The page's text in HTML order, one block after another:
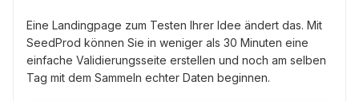
Eine Landingpage zum Testen Ihrer Idee ändert das. Mit
SeedProd können Sie in weniger als 30 Minuten eine
einfache Validierungsseite erstellen und noch am selben
Tag mit dem Sammeln echter Daten beginnen.